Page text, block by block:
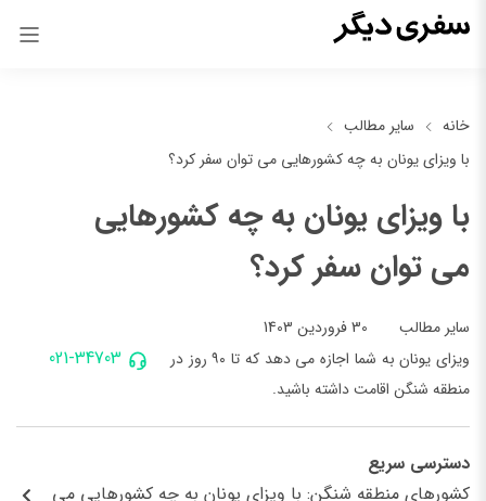
خانه
سایر مطالب
با ویزای یونان به چه کشورهایی می توان سفر کرد؟
با ویزای یونان به چه کشورهایی
می توان سفر کرد؟
سایر مطالب 30 فروردین 1403
021-34703
ویزای یونان به شما اجازه می دهد که تا ۹۰ روز در
منطقه شنگن اقامت داشته باشید.
دسترسی سریع
کشورهای منطقه شنگن: با ویزای یونان به چه کشورهایی می